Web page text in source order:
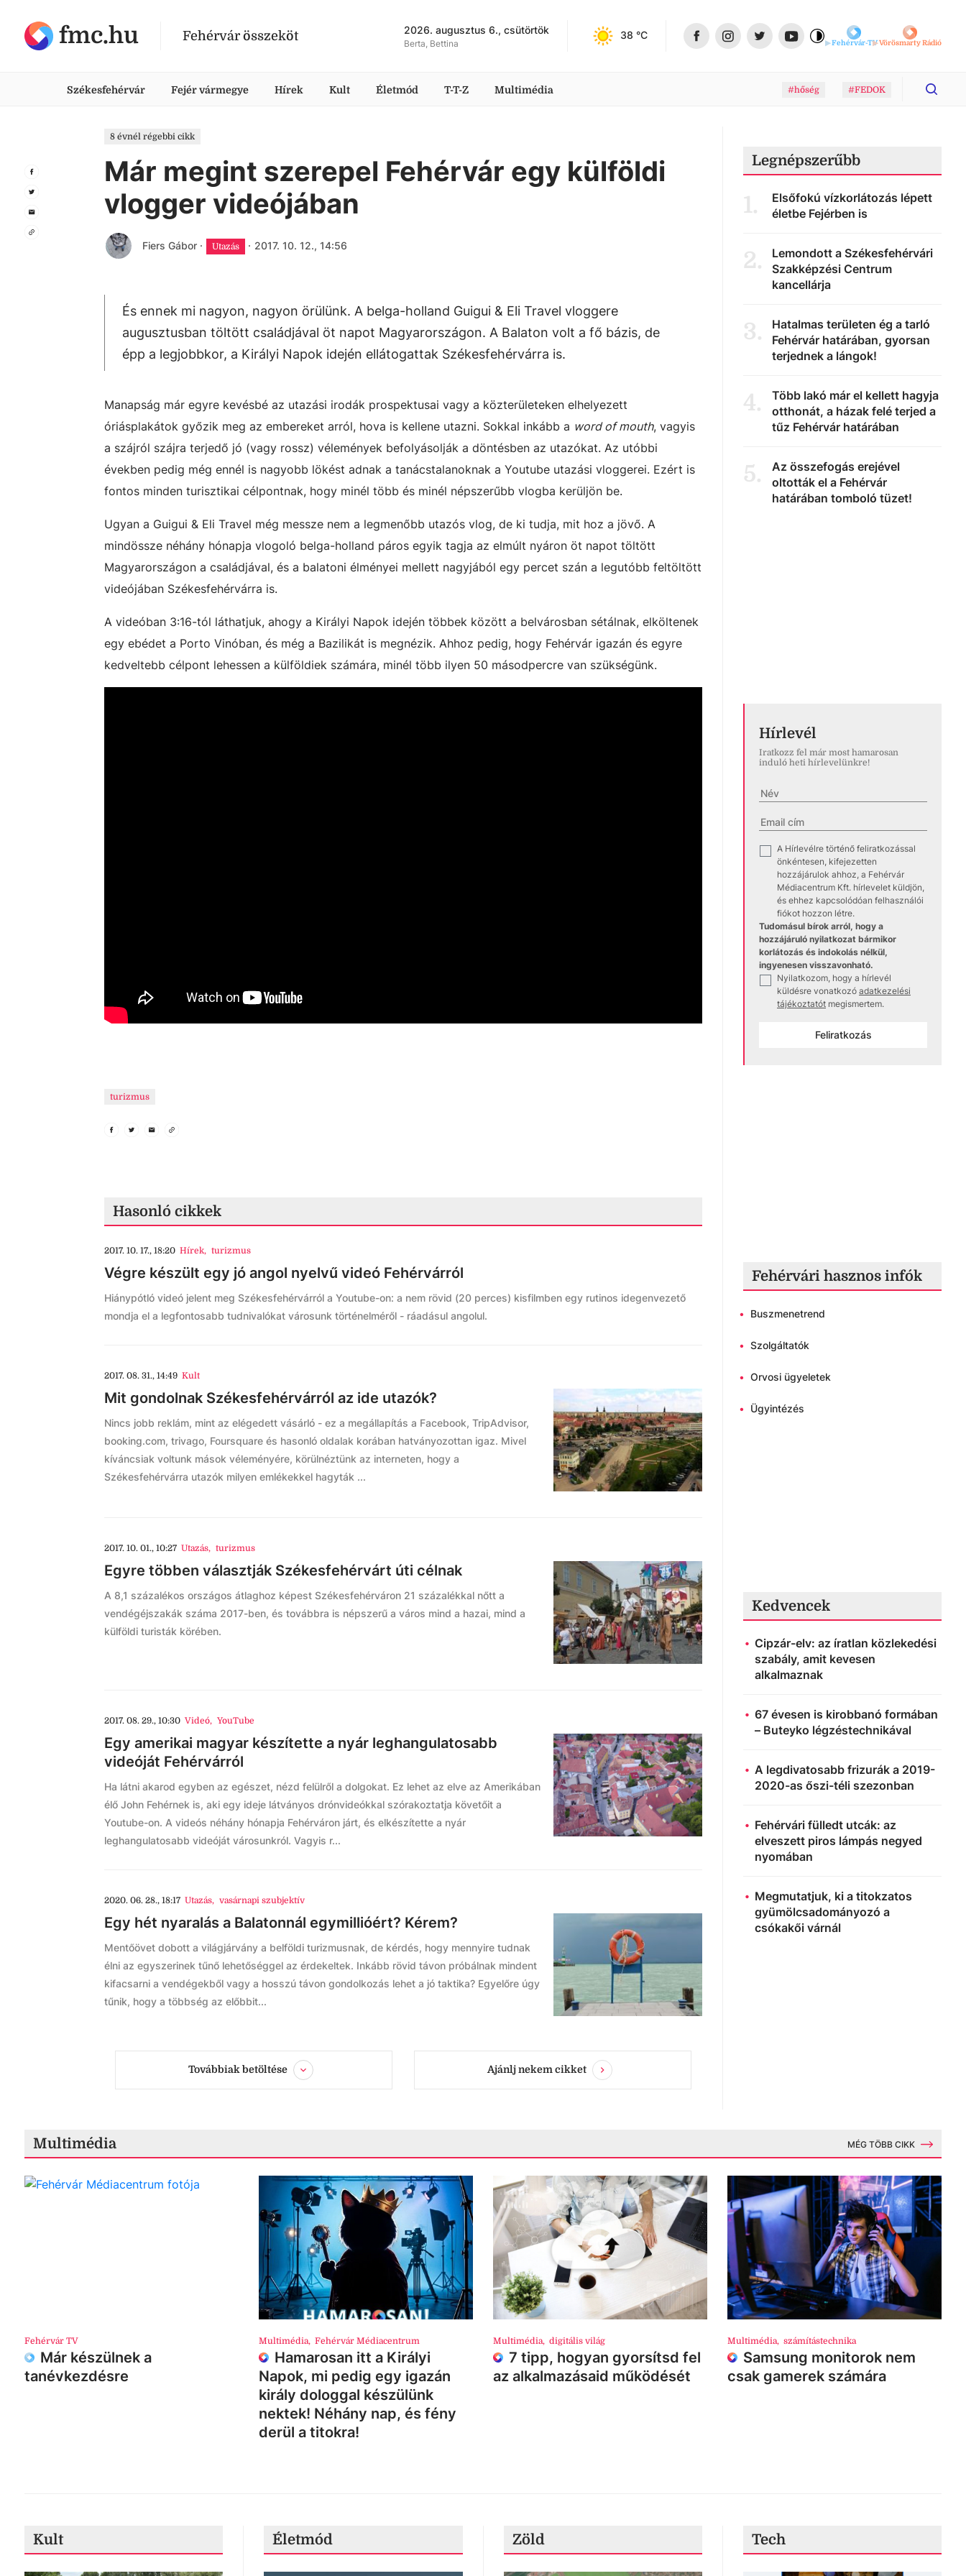
fmc.hu Fehérvár összeköt 2026. augusztus 6., csütörtök
Berta, Bettina
38 °C
Fehérvár-TVVörösmarty Rádió
Székesfehérvár Fejér vármegye Hírek Kult Életmód T-T-Z Multimédia #hőség #FEDOK
8 évnél régebbi cikk
Már megint szerepel Fehérvár egy külföldi
vlogger videójában
Fiers Gábor · Utazás · 2017. 10. 12., 14:56
És ennek mi nagyon, nagyon örülünk. A belga-holland Guigui & Eli Travel vloggere
augusztusban töltött családjával öt napot Magyarországon. A Balaton volt a fő bázis, de
épp a legjobbkor, a Királyi Napok idején ellátogattak Székesfehérvárra is.
Manapság már egyre kevésbé az utazási irodák prospektusai vagy a közterületeken elhelyezett
óriásplakátok győzik meg az embereket arról, hova is kellene utazni. Sokkal inkább a word of mouth, vagyis
a szájról szájra terjedő jó (vagy rossz) vélemények befolyásolják a döntésben az utazókat. Az utóbbi
években pedig még ennél is nagyobb lökést adnak a tanácstalanoknak a Youtube utazási vloggerei. Ezért is
fontos minden turisztikai célpontnak, hogy minél több és minél népszerűbb vlogba kerüljön be.
Ugyan a Guigui & Eli Travel még messze nem a legmenőbb utazós vlog, de ki tudja, mit hoz a jövő. A
mindössze néhány hónapja vlogoló belga-holland páros egyik tagja az elmúlt nyáron öt napot töltött
Magyarországon a családjával, és a balatoni élményei mellett nagyjából egy percet szán a legutóbb feltöltött
videójában Székesfehérvárra is.
A videóban 3:16-tól láthatjuk, ahogy a Királyi Napok idején többek között a belvárosban sétálnak, elköltenek
egy ebédet a Porto Vinóban, és még a Bazilikát is megnézik. Ahhoz pedig, hogy Fehérvár igazán és egyre
kedveltebb célpont lehessen a külföldiek számára, minél több ilyen 50 másodpercre van szükségünk.
turizmus
Hasonló cikkek
2017. 10. 17., 18:20 Hírek, turizmus
Végre készült egy jó angol nyelvű videó Fehérvárról
Hiánypótló videó jelent meg Székesfehérvárról a Youtube-on: a nem rövid (20 perces) kisfilmben egy rutinos idegenvezető
mondja el a legfontosabb tudnivalókat városunk történelméről - ráadásul angolul.
2017. 08. 31., 14:49 Kult
Mit gondolnak Székesfehérvárról az ide utazók?
Nincs jobb reklám, mint az elégedett vásárló - ez a megállapítás a Facebook, TripAdvisor,
booking.com, trivago, Foursquare és hasonló oldalak korában hatványozottan igaz. Mivel
kíváncsiak voltunk mások véleményére, körülnéztünk az interneten, hogy a
Székesfehérvárra utazók milyen emlékekkel hagyták ...
2017. 10. 01., 10:27 Utazás, turizmus
Egyre többen választják Székesfehérvárt úti célnak
A 8,1 százalékos országos átlaghoz képest Székesfehérváron 21 százalékkal nőtt a
vendégéjszakák száma 2017-ben, és továbbra is népszerű a város mind a hazai, mind a
külföldi turisták körében.
2017. 08. 29., 10:30 Videó, YouTube
Egy amerikai magyar készítette a nyár leghangulatosabb
videóját Fehérvárról
Ha látni akarod egyben az egészet, nézd felülről a dolgokat. Ez lehet az elve az Amerikában
élő John Fehérnek is, aki egy ideje látványos drónvideókkal szórakoztatja követőit a
Youtube-on. A videós néhány hónapja Fehérváron járt, és elkészítette a nyár
leghangulatosabb videóját városunkról. Vagyis r...
2020. 06. 28., 18:17 Utazás, vasárnapi szubjektív
Egy hét nyaralás a Balatonnál egymillióért? Kérem?
Mentőövet dobott a világjárvány a belföldi turizmusnak, de kérdés, hogy mennyire tudnak
élni az egyszerinek tűnő lehetőséggel az érdekeltek. Inkább rövid távon próbálnak mindent
kifacsarni a vendégekből vagy a hosszú távon gondolkozás lehet a jó taktika? Egyelőre úgy
tűnik, hogy a többség az előbbit...
Továbbiak betöltése Ajánlj nekem cikket
Legnépszerűbb
1.
Elsőfokú vízkorlátozás lépett
életbe Fejérben is
2.
Lemondott a Székesfehérvári
Szakképzési Centrum
kancellárja
3.
Hatalmas területen ég a tarló
Fehérvár határában, gyorsan
terjednek a lángok!
4.
Több lakó már el kellett hagyja
otthonát, a házak felé terjed a
tűz Fehérvár határában
5.
Az összefogás erejével
oltották el a Fehérvár
határában tomboló tüzet!
Hírlevél
Iratkozz fel már most hamarosan
induló heti hírlevelünkre!
✓
A Hírlevélre történő feliratkozással
önkéntesen, kifejezetten
hozzájárulok ahhoz, a Fehérvár
Médiacentrum Kft. hírlevelet küldjön,
és ehhez kapcsolódóan felhasználói
fiókot hozzon létre.
Tudomásul bírok arról, hogy a
hozzájáruló nyilatkozat bármikor
korlátozás és indokolás nélkül,
ingyenesen visszavonható.
✓
Nyilatkozom, hogy a hírlevél
küldésre vonatkozó adatkezelési
tájékoztatót megismertem.
Feliratkozás
Fehérvári hasznos infók
• Buszmenetrend
• Szolgáltatók
• Orvosi ügyeletek
• Ügyintézés
Kedvencek
Cipzár-elv: az íratlan közlekedési
szabály, amit kevesen
alkalmaznak
67 évesen is kirobbanó formában
– Buteyko légzéstechnikával
A legdivatosabb frizurák a 2019-
2020-as őszi-téli szezonban
Fehérvári fülledt utcák: az
elveszett piros lámpás negyed
nyomában
Megmutatjuk, ki a titokzatos
gyümölcsadományozó a
csókakői várnál
Multimédia MÉG TÖBB CIKK
Fehérvár TV
Már készülnek a
tanévkezdésre
Multimédia, Fehérvár Médiacentrum
Hamarosan itt a Királyi
Napok, mi pedig egy igazán
király dologgal készülünk
nektek! Néhány nap, és fény
derül a titokra!
Multimédia, digitális világ
7 tipp, hogyan gyorsítsd fel
az alkalmazásaid működését
Multimédia, számítástechnika
Samsung monitorok nem
csak gamerek számára
Kult Életmód Zöld Tech